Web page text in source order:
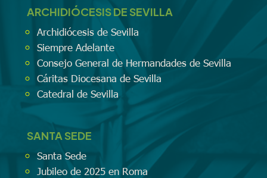
ARCHIDIÓCESIS DE SEVILLA
Archidiócesis de Sevilla
Siempre Adelante
Consejo General de Hermandades de Sevilla
Cáritas Diocesana de Sevilla
Catedral de Sevilla
SANTA SEDE
Santa Sede
Jubileo de 2025 en Roma